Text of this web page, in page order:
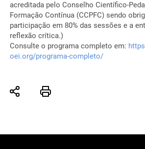
acreditada pelo Conselho Científico-
Formação Contínua (CCPFC) sendo
participação em 80% das sessões e a
reflexão crítica.)
Consulte o programa completo em:
oei.org/programa-completo/